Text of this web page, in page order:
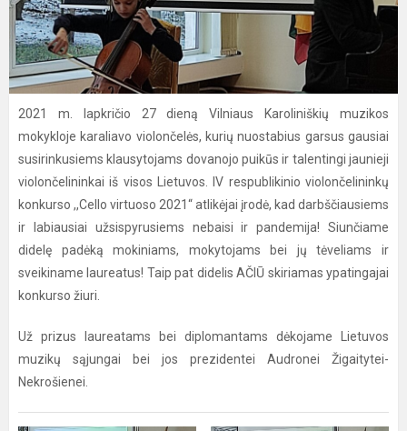
2021 m. lapkričio 27 dieną Vilniaus Karoliniškių muzikos
mokykloje karaliavo violončelės, kurių nuostabius garsus gausiai
susirinkusiems klausytojams dovanojo puikūs ir talentingi jaunieji
violončelininkai iš visos Lietuvos. IV respublikinio violončelininkų
konkurso ,,Cello virtuoso 2021“ atlikėjai įrodė, kad darbščiausiems
ir labiausiai užsispyrusiems nebaisi ir pandemija! Siunčiame
didelę padėką mokiniams, mokytojams bei jų tėveliams ir
sveikiname laureatus! Taip pat didelis AČIŪ skiriamas ypatingajai
konkurso žiuri.
Už prizus laureatams bei diplomantams dėkojame Lietuvos
muzikų sąjungai bei jos prezidentei Audronei Žigaitytei-
Nekrošienei.